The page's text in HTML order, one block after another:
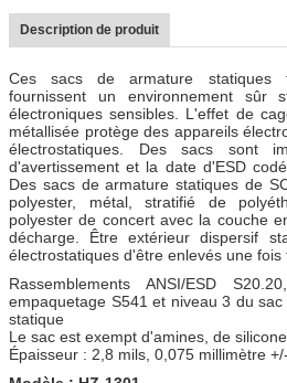
Description de produit
Ces sacs de armature statiques
fournissent un environnement sûr
électroniques sensibles. L'effet de
métallisée protège des appareils
électrostatiques. Des sacs sont
d'avertissement et la date d'ESD
Des sacs de armature statiques de
polyester, métal, stratifié de
polyester de concert avec la couche
décharge. Être extérieur dispersif
électrostatiques d'être enlevés une fois
Rassemblements ANSI/ESD
empaquetage S541 et niveau 3 du sac
statique
Le sac est exempt d'amines, de
Épaisseur : 2,8 mils, 0,075 millimètre